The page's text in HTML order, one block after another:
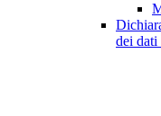
dei dati